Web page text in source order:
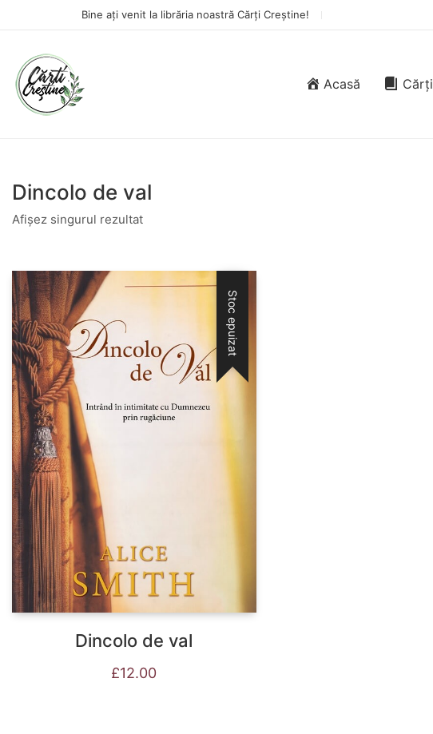
Bine ați venit la librăria noastră Cărți Creștine!
Acasă Cărți
Dincolo de val
Afișez singurul rezultat
Stoc epuizat
Dincolo de val
£12.00